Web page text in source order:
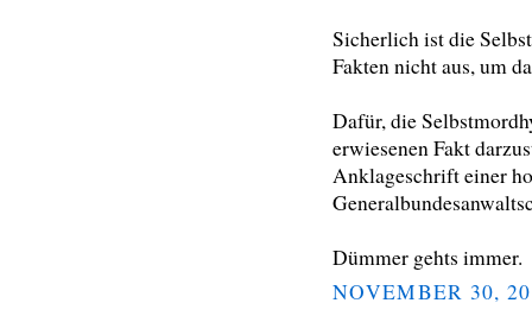
Sicherlich ist die
Fakten nicht aus, um
Dafür, die
erwiesenen Fakt
Anklageschrift einer
Dümmer gehts immer.
NOVEMBER 30,